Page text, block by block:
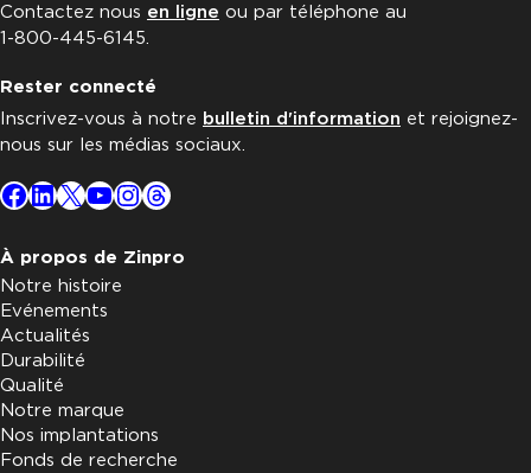
Contactez nous en ligne ou par téléphone au
1-800-445-6145.
Rester connecté
Inscrivez-vous à notre bulletin d'information et rejoignez-
nous sur les médias sociaux.
Facebook
LinkedIn
X YouTube
Instagram
Threads
À propos de Zinpro
Notre histoire
Evénements
Actualités
Durabilité
Qualité
Notre marque
Nos implantations
Fonds de recherche